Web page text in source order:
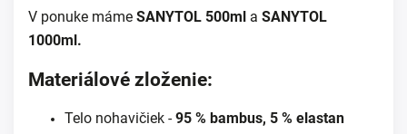
V ponuke máme SANYTOL 500ml a SANYTOL
1000ml .
Materiálové zloženie:
Telo nohavičiek -95 % bambus, 5 % elastan